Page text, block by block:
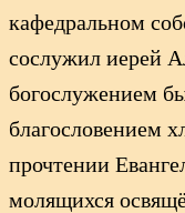
кафедральном
сослужил иерей
богослужением
благословением
прочтении
молящихся